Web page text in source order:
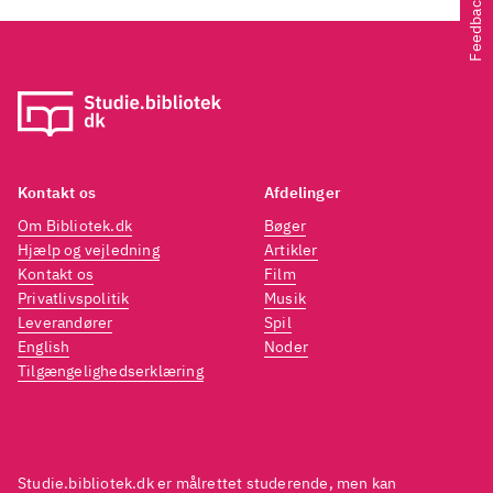
Feedback
Studie.bibliotek.dk er målrettet studerende, men kan
Kontakt os
Om Bibliotek.dk
Hjælp og vejledning
Kontakt os
Privatlivspolitik
Leverandører
English
Tilgængelighedserklæring
Afdelinger
Bøger
Artikler
Film
Musik
Spil
Noder